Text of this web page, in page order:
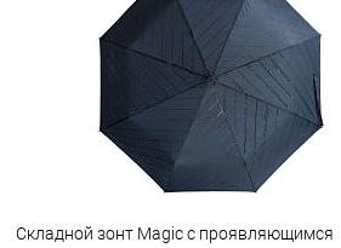
Купить в 1 клик К сравнению
Под заказ
Складной зонт Magic с проявляющимся